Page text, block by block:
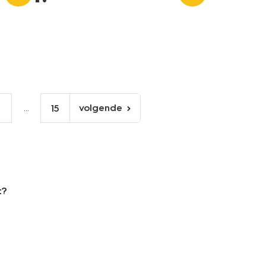
... 15
volgende
pagina
volgende